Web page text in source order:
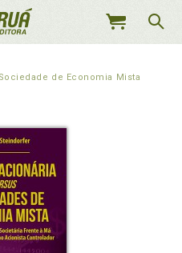
MEU
de Economia Mista